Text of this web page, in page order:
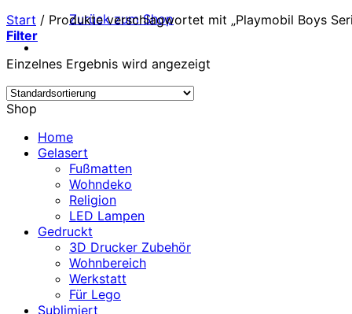
Zurück zum Shop
Start / Produkte verschlagwortet mit „Playmobil Boys
Filter
Einzelnes Ergebnis wird angezeigt
Shop
Home
Gelasert
Fußmatten
Wohndeko
Religion
LED Lampen
Gedruckt
3D Drucker Zubehör
Wohnbereich
Werkstatt
Für Lego
Sublimiert